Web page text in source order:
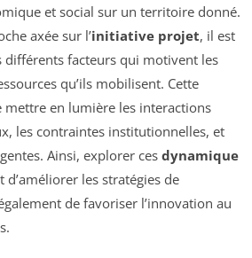
et social sur un territoire donné.
axée sur l’initiative projet, il est
différents facteurs qui motivent les
qu’ils mobilisent. Cette
mettre en lumière les interactions
les contraintes institutionnelles, et
Ainsi, explorer ces dynamique
les stratégies de
de favoriser l’innovation au